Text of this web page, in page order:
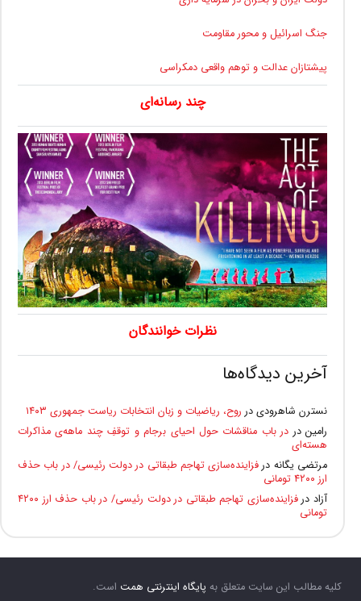
جنگ اسرائیل و محور مقاومت
پیشتازان عدالت و توهم واقعی دمکراسی
چند رسانه‌ای
نظرات خوانندگان
آخرین دیدگاه‌ها
نسترن شاهرودی در روح، ریاضیات و زبان انتخابات ریاست جمهوری ۱۴۰۳
رامیندر در باب مناقشات حول احیای برجام و توقفِ چند ماهه‌ی مذاکرات
هسته‌ای
مرتضی یگانه درفزاینده‌سازی تهاجم طبقاتی در دولت رئیسی/ در باب حذف
ارز ۴۲۰۰ تومانی
آزاددر
فزاینده‌سازی تهاجم طبقاتی در دولت رئیسی/ در باب حذف ارز ۴۲۰۰
تومانی
کلیه مطالب این سایت متعلق به پایگاه اینترنتی همت است.